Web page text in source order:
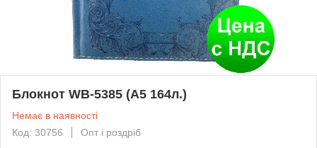
Блокнот WB-5385 (A5 164л.)
Немає в наявності
Код: 30756
Опт і роздріб